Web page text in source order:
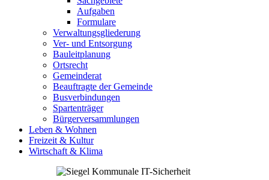
Aufgaben
Formulare
Verwaltungsgliederung
Ver- und Entsorgung
Bauleitplanung
Ortsrecht
Gemeinderat
Beauftragte der Gemeinde
Busverbindungen
Spartenträger
Bürgerversammlungen
Leben & Wohnen
Freizeit & Kultur
Wirtschaft & Klima